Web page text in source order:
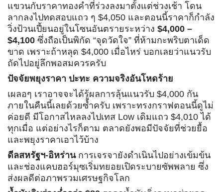
แขวนกับราคาทองคำที่ร่วงลงมาตั้งแต่ช่วงเช้า โดน
ลากลงไปทดสอบแถว ๆ $4,050 และตอนนี้ราคาก็กำลัง
วิ่งป้วนเปี้ยนอยู่ในโซนอันตรายระหว่าง $4,000 –
$4,100 ซึ่งถือเป็นพิกัด “จุดวัดใจ” ที่ห้ามกะพริบตาเด็ด
ขาด เพราะถ้าหลุด $4,000 เมื่อไหร่ บอกเลยว่าแนวรับ
ถัดไปอยู่ลึกพอสมควรครับ
ปัจจัยพยุงราคา ปะทะ ความจริงอันโหดร้าย
เผลอๆ เราอาจจะได้รู้ผลการลุ้นแนวรับ $4,000 กัน
ภายในคืนนี้เลยด้วยซ้ำครับ เพราะทรงกราฟตอนนี้ดูไม่
ค่อยดี มีโอกาสไหลลงไปเทส Low เดิมแถว $4,010 ได้
ทุกเมื่อ แต่อย่างไรก็ตาม ตลาดยังพอมีปัจจัยที่ช่วยยื้อ
และพยุงราคาเอาไว้บ้าง
ดีลสหรัฐฯ-อิหร่านการเจรจายังดำเนินไปอย่างเข้มข้น
และช่องแคบฮอร์มุซเริ่มทยอยเปิดระบายซัพพลาย ซึ่ง
ส่งผลดีต่อภาพรวมเศรษฐกิจโลก